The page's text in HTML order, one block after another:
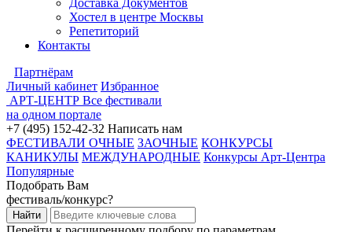
Доставка Документов
Хостел в центре Москвы
Репетиторий
Контакты
Партнёрам
Личный кабинет Избранное
АРТ-ЦЕНТР Все фестивали
на одном портале
+7 (495) 152-42-32 Написать нам
ФЕСТИВАЛИ ОЧНЫЕ ЗАОЧНЫЕ КОНКУРСЫ
КАНИКУЛЫ МЕЖДУНАРОДНЫЕ Конкурсы Арт-Центра
Популярные
Подобрать Вам
фестиваль/конкурс?